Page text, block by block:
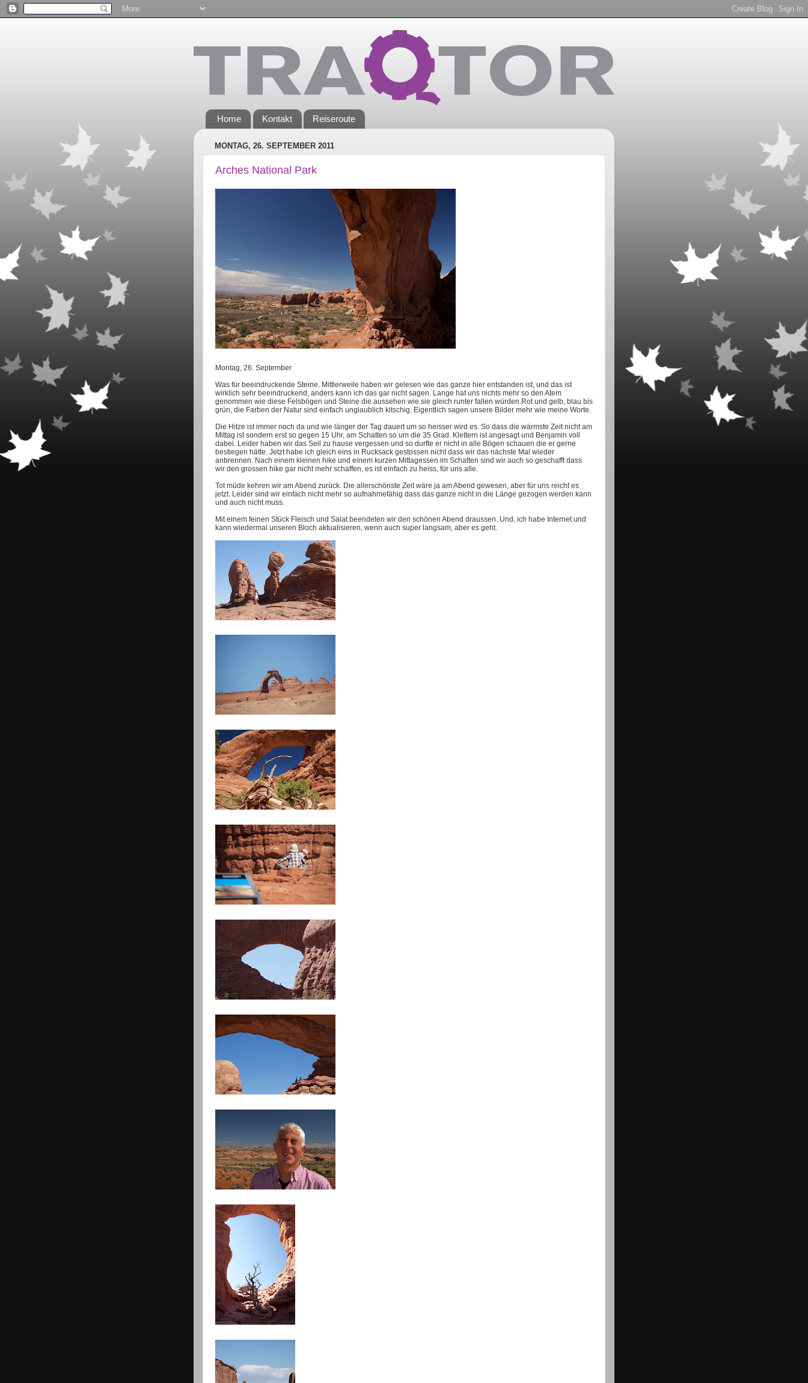
Home Kontakt Reiseroute
MONTAG, 26. SEPTEMBER 2011
Arches National Park
Montag, 26. September
Was für beeindruckende Steine. Mittlerweile haben wir gelesen wie das ganze hier entstanden ist, und das ist
wirklich sehr beeindruckend, anders kann ich das gar nicht sagen. Lange hat uns nichts mehr so den Atem
genommen wie diese Felsbögen und Steine die aussehen wie sie gleich runter fallen würden.Rot und gelb, blau bis
grün, die Farben der Natur sind einfach unglaublich kitschig. Eigentlich sagen unsere Bilder mehr wie meine Worte.
Die Hitze ist immer noch da und wie länger der Tag dauert um so heisser wird es. So dass die wärmste Zeit nicht am
Mittag ist sondern erst so gegen 15 Uhr, am Schatten so um die 35 Grad. Klettern ist angesagt und Benjamin voll
dabei. Leider haben wir das Seil zu hause vergessen und so durfte er nicht in alle Bögen schauen die er gerne
bestiegen hätte. Jetzt habe ich gleich eins in Rucksack gestossen nicht dass wir das nächste Mal wieder
anbrennen. Nach einem kleinen hike und einem kurzen Mittagessen im Schatten sind wir auch so geschafft dass
wir den grossen hike gar nicht mehr schaffen, es ist einfach zu heiss, für uns alle.
Tot müde kehren wir am Abend zurück. Die allerschönste Zeit wäre ja am Abend gewesen, aber für uns reicht es
jetzt. Leider sind wir einfach nicht mehr so aufnahmefähig dass das ganze nicht in die Länge gezogen werden kann
und auch nicht muss.
Mit einem feinen Stück Fleisch und Salat beendeten wir den schönen Abend draussen. Und, ich habe Internet und
kann wiedermal unseren Bloch aktualisieren, wenn auch super langsam, aber es geht.